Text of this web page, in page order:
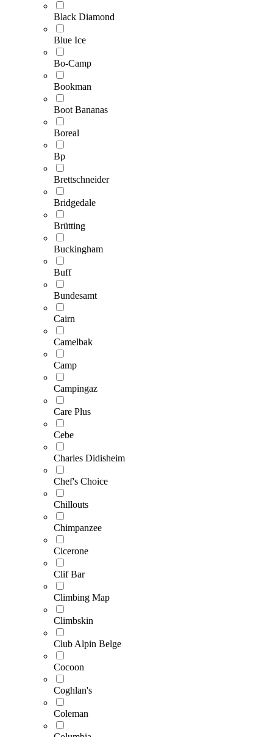
Black Diamond
Blue Ice
Bo-Camp
Bookman
Boot Bananas
Boreal
Bp
Brettschneider
Bridgedale
Brütting
Buckingham
Buff
Bundesamt
Cairn
Camelbak
Camp
Campingaz
Care Plus
Cebe
Charles Didisheim
Chef's Choice
Chillouts
Chimpanzee
Cicerone
Clif Bar
Climbing Map
Climbskin
Club Alpin Belge
Cocoon
Coghlan's
Coleman